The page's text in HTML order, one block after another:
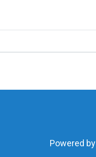
Powered by